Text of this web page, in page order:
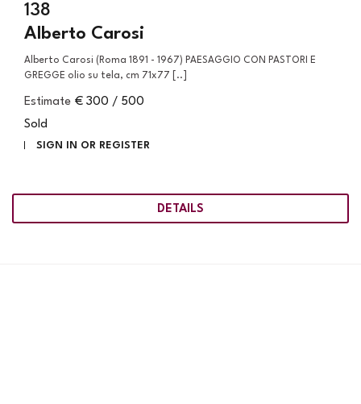
138
Alberto Carosi
Alberto Carosi (Roma 1891 - 1967) PAESAGGIO CON PASTORI E
GREGGE olio su tela, cm 71x77 [..]
Estimate € 300 / 500
Sold
SIGN IN OR REGISTER
DETAILS